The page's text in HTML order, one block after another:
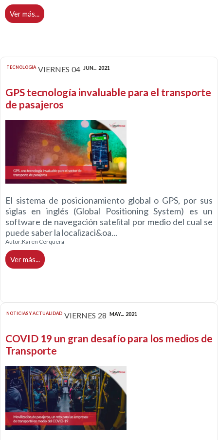
Ver más...
TECNOLOGIA VIERNES 04 JUN... 2021
GPS tecnología invaluable para el transporte
de pasajeros
El sistema de posicionamiento global o GPS, por sus
siglas en inglés (Global Positioning System) es un
software de navegación satelital por medio del cual se
puede saber la localizaci&oa...
Autor:Karen Cerquera
Ver más...
NOTICIAS Y ACTUALIDAD VIERNES 28 MAY... 2021
COVID 19 un gran desafío para los medios de
Transporte